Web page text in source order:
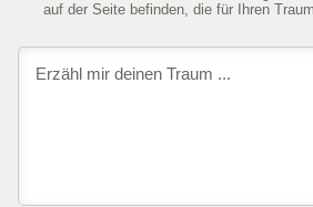
auf der Seite befinden, die für Ihren